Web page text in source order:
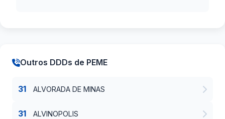
Outros DDDs de PEME
31 ALVORADA DE MINAS
31 ALVINOPOLIS